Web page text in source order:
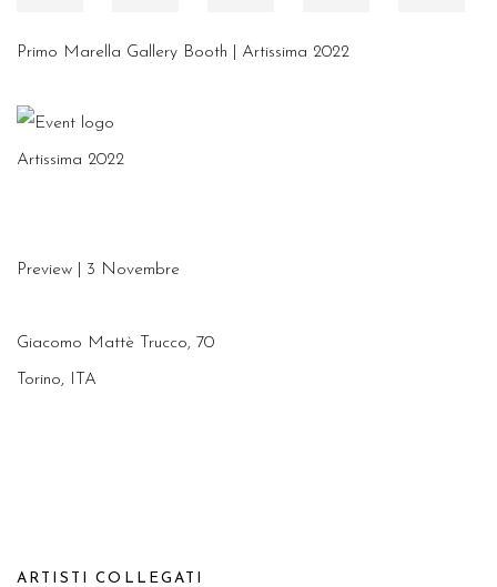
Primo Marella Gallery Booth | Artissima 2022
Artissima 2022
Preview | 3 Novembre
Giacomo Mattè Trucco, 70
Torino, ITA
ARTISTI COLLEGATI